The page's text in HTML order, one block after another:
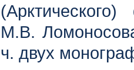
М.В.
ч. двух